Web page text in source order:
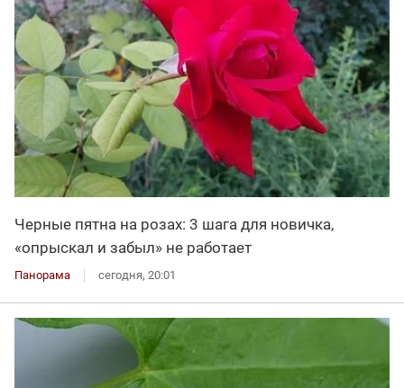
Черные пятна на розах: 3 шага для новичка,
«опрыскал и забыл» не работает
Панорама сегодня, 20:01